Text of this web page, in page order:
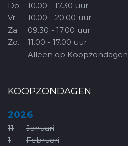
Do.
Vr.
Za.
Zo.
10.00 - 17.30 uur
10.00 - 20.00 uur
09.30 - 17.00 uur
11.00 - 17.00 uur
Alleen op Koopzondagen
KOOPZONDAGEN
2026
11
Januari
1
Februari